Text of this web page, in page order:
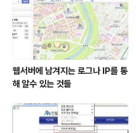
웹서버에 남겨지는 로그나 IP를 통
해 알수 있는 것들